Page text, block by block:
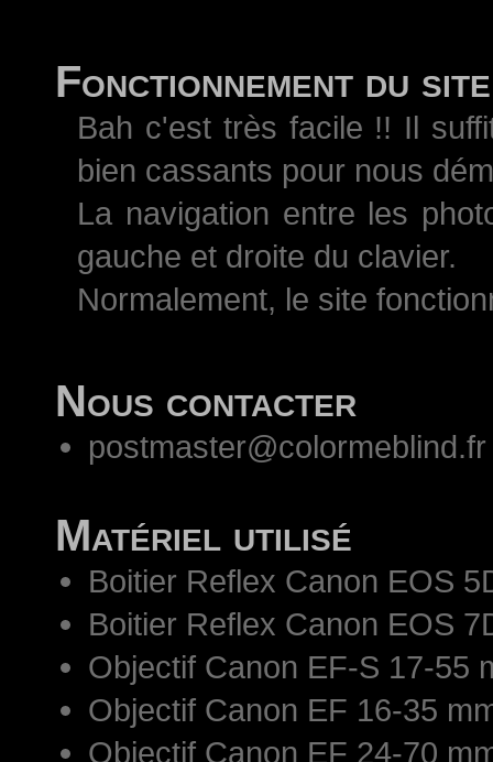
Fonctionnement du site
Bah c'est très facile !! Il
bien cassants pour nous
La navigation entre les
gauche et droite du clavier.
Normalement, le site
Nous contacter
postmaster@colormeblind.fr
Matériel utilisé
Boitier Reflex Canon EOS
Boitier Reflex Canon EOS
Objectif Canon EF-S 17-55
Objectif Canon EF 16-35
Objectif Canon EF 24-70